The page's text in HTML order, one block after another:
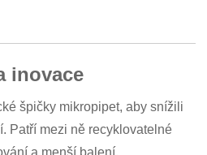
inovace
špičky mikropipet, aby snížili
Patří mezi ně recyklovatelné